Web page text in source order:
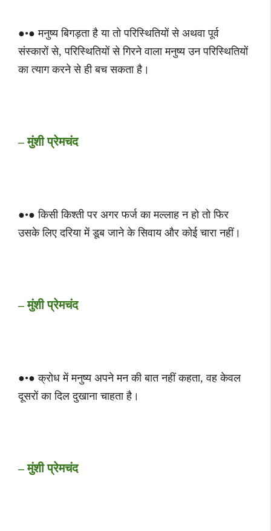
●•● मनुष्य बिगड़ता है या तो परिस्थितियों से अथवा पूर्व
संस्कारों से, परिस्थितियों से गिरने वाला मनुष्य उन परिस्थितियों
का त्याग करने से ही बच सकता है।
– मुंशी प्रेमचंद
●•● किसी किश्ती पर अगर फर्ज का मल्लाह न हो तो फिर
उसके लिए दरिया में डूब जाने के सिवाय और कोई चारा नहीं।
– मुंशी प्रेमचंद
●•● क्रोध में मनुष्य अपने मन की बात नहीं कहता, वह केवल
दूसरों का दिल दुखाना चाहता है।
– मुंशी प्रेमचंद